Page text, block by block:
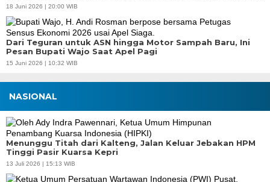
18 Juni 2026 | 20:00 WIB
Dari Teguran untuk ASN hingga Motor Sampah Baru, Ini
Pesan Bupati Wajo Saat Apel Pagi
15 Juni 2026 | 10:32 WIB
NASIONAL
Menunggu Titah dari Kalteng, Jalan Keluar Jebakan HPM
Tinggi Pasir Kuarsa Kepri
13 Juli 2026 | 15:13 WIB